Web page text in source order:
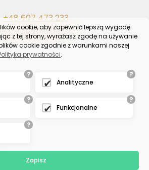
+48 607 473 233
cookie, aby zapewnić lepszą wygodę
z tej strony, wyrażasz zgodę na używanie
cookie zgodnie z warunkami naszej
prywatności.
?
?
Analityczne
?
?
Funkcjonalne
?
Zapisz